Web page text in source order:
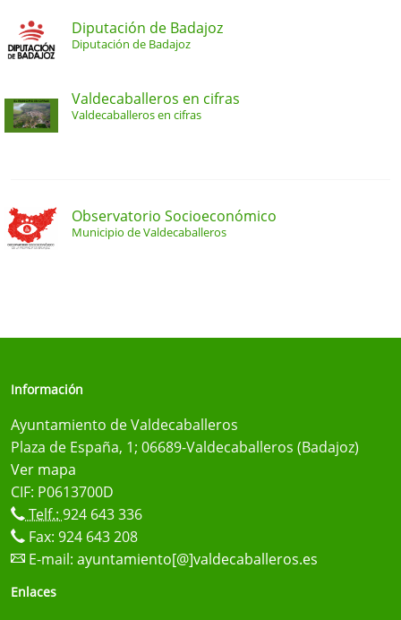
Diputación de Badajoz
Diputación de Badajoz
Valdecaballeros en cifras
Valdecaballeros en cifras
Observatorio Socioeconómico
Municipio de Valdecaballeros
Información
Ayuntamiento de Valdecaballeros
Plaza de España, 1; 06689-Valdecaballeros (Badajoz)
Ver mapa
CIF: P0613700D
Telf.: 924 643 336
Fax: 924 643 208
E-mail: ayuntamiento[@]valdecaballeros.es
Enlaces